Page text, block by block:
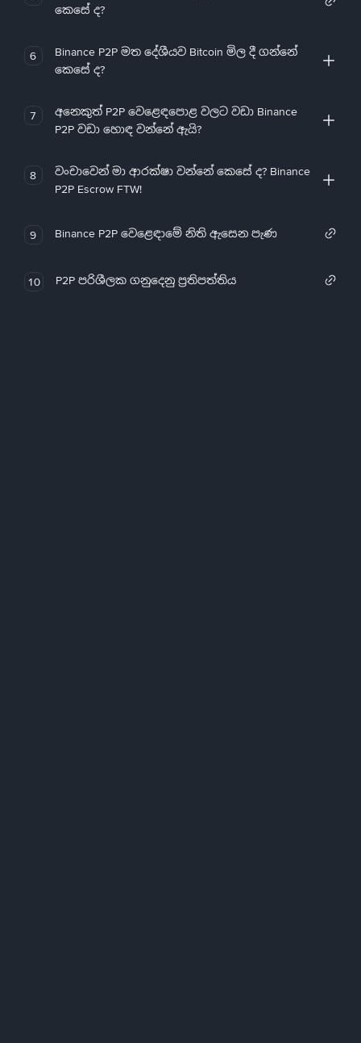
කෙසේ ද?
6
Binance P2P මත දේශීයව Bitcoin මිල දී ගන්නේ
කෙසේ ද?
7
අනෙකුත් P2P වෙළෙඳපොළ වලට වඩා Binance
P2P වඩා හොඳ වන්නේ ඇයි?
8
වංචාවෙන් මා ආරක්ෂා වන්නේ කෙසේ ද? Binance
P2P Escrow FTW!
9 Binance P2P වෙළෙඳාමේ නිති ඇසෙන පැණ
10 P2P පරිශීලක ගනුදෙනු ප්‍රතිපත්තිය